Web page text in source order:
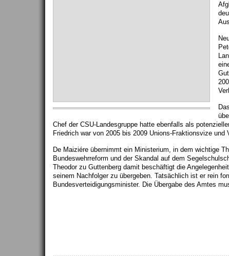
Chef der CSU-Landesgruppe hatte ebenfalls als
Friedrich war von 2005 bis 2009 Unions-Fraktionsvize und
De Maiziére übernimmt ein Ministerium, in dem wichtige
Bundeswehrreform und der Skandal auf dem
Theodor zu Guttenberg damit beschäftigt die
seinem Nachfolger zu übergeben. Tatsächlich ist er rein
Bundesverteidigungsminister. Die Übergabe des Amtes